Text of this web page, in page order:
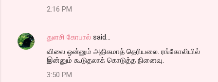
2:16 PM
துளசி கோபால் said…
விலை ஒன்னும் அதிகமாத் தெரியலை. ரங்கோலியில்
இன்னும் கூடுதலாக் கொடுத்த நினைவு.
3:50 PM